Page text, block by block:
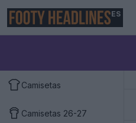
ES
Camisetas
Camisetas 26-27